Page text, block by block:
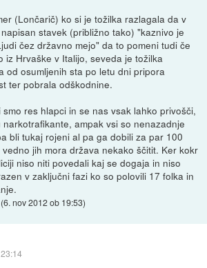
(Lončarič) ko si je tožilka razlagala da v
stavek (približno tako) "kaznivo je
čez državno mejo" da to pomeni tudi če
iz Hrvaške v Italijo, seveda je tožilka
od osumljenih sta po letu dni pripora
ter pobrala odškodnine.
smo res hlapci in se nas vsak lahko privošči,
ampak vsi so nenazadnje
bli tukaj rojeni al pa ga dobili za par 100
jih mora država nekako ščitit. Ker kokr
niso niti povedali kaj se dogaja in niso
v zaključni fazi ko so polovili 17 folka in
(6. nov 2012 ob 19:53)